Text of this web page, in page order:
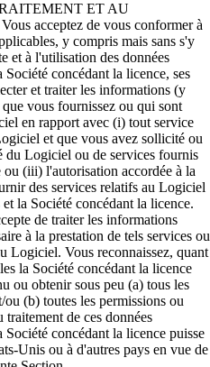
ET AU
acceptez de vous conformer à
y compris mais sans s'y
et à l'utilisation des données
concédant la licence, ses
et traiter les informations (y
vous fournissez ou qui sont
en rapport avec (i) tout service
et que vous avez sollicité ou
Logiciel ou de services fournis
(iii) l'autorisation accordée à la
des services relatifs au Logiciel
la Société concédant la licence.
de traiter les informations
à la prestation de tels services ou
Logiciel. Vous reconnaissez, quant
la Société concédant la licence
ou obtenir sous peu (a) tous les
(b) toutes les permissions ou
traitement de ces données
concédant la licence puisse
Unis ou à d'autres pays en vue de